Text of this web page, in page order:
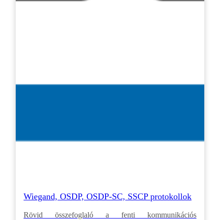
Wiegand, OSDP, OSDP-SC, SSCP protokollok
Rövid összefoglaló a fenti kommunikációs